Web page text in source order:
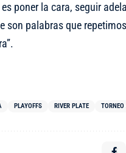
poner la cara, seguir
son palabras que
PLAYOFFS RIVER PLATE